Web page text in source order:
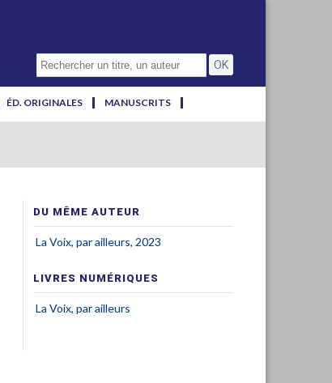
ÉD. ORIGINALES
MANUSCRITS
DU MÊME AUTEUR
La Voix, par ailleurs, 2023
LIVRES NUMÉRIQUES
La Voix, par ailleurs